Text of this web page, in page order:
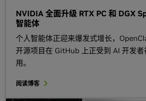
NVIDIA 全面升级 RTX PC 和 DGX
智能体
个人智能体正迎来爆发式增长，
开源项目在 GitHub 上正受到 AI 开发
用。
阅读博客